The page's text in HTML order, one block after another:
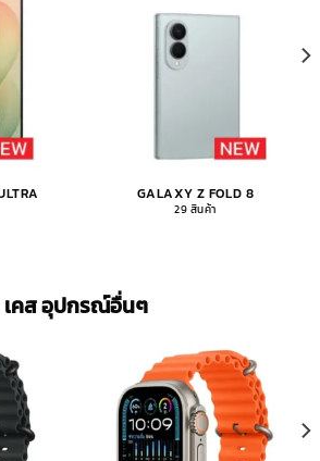
GALAXY Z FOLD 8
29 สินค้า
เคส อุปกรณ์อื่นๆ